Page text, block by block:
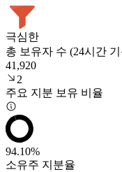
극심한
총 보유자 수 (24시간
41,920
2
주요 지분 보유 비율
94.10%
소유주 지분율